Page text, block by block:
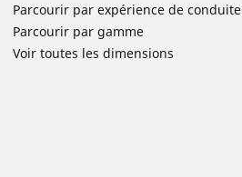
Parcourir par expérience de conduite
Parcourir par gamme
Voir toutes les dimensions